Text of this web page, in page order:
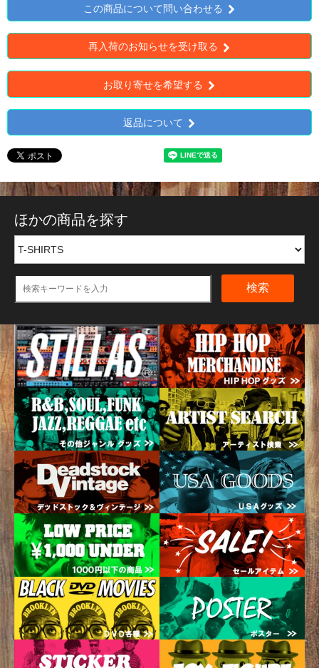
この商品について問い合わせる
再入荷のお知らせを受け取る
お取り寄せを希望する
返品について
ほかの商品を探す
検索